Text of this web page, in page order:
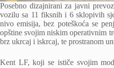
Posebno dizajnirani za javni
vozilu sa 11 fiksnih i 6 sklopivih
nivo emisija, bez poteškoća se
opštine svojim niskim operativnim
brz ukrcaj i iskrcaj, te prostranom
Kent LF, koji se ističe svojim